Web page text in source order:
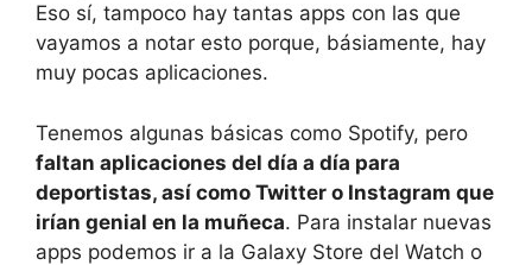
Eso sí, tampoco hay tantas apps con las que
vayamos a notar esto porque, básiamente, hay
muy pocas aplicaciones.
Tenemos algunas básicas como Spotify, pero
faltan aplicaciones del día a día para
deportistas, así como Twitter o Instagram que
irían genial en la muñeca. Para instalar nuevas
apps podemos ir a la Galaxy Store del Watch o